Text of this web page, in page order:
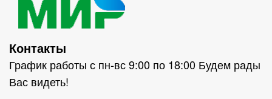
Контакты
График работы с пн-вс 9:00 по 18:00 Будем рады
Вас видеть!